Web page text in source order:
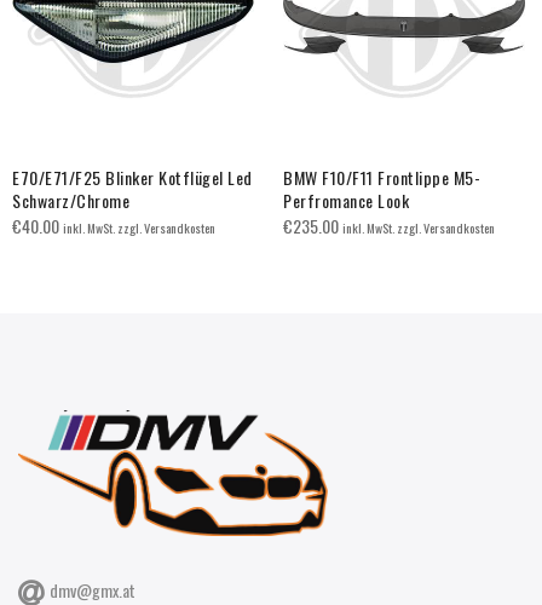
E70/E71/F25 Blinker Kotflügel Led
Schwarz/Chrome
€40.00inkl. MwSt. zzgl. Versandkosten
BMW F10/F11 Frontlippe M5-
Perfromance Look
€235.00inkl. MwSt. zzgl. Versandkosten
dmv@gmx.at